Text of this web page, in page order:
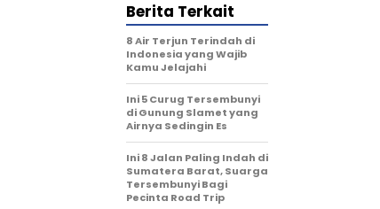
Berita Terkait
8 Air Terjun Terindah di
Indonesia yang Wajib
Kamu Jelajahi
Ini 5 Curug Tersembunyi
di Gunung Slamet yang
Airnya Sedingin Es
Ini 8 Jalan Paling Indah di
Sumatera Barat, Suarga
Tersembunyi Bagi
Pecinta Road Trip